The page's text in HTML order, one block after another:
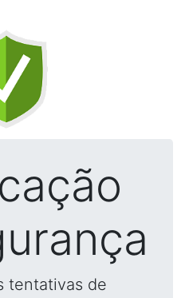
tentativas de